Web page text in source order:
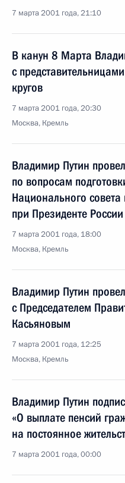
7 марта 2001 года, 21:10
В канун 8 Марта
с
кругов
7 марта 2001 года, 20:30
Москва, Кремль
Владимир Путин
по вопросам
Национального
при Президенте России
7 марта 2001 года, 18:00
Москва, Кремль
Владимир Путин
с Председателем
Касьяновым
7 марта 2001 года, 12:25
Москва, Кремль
Владимир Путин
«О выплате пенсий
на постоянное
7 марта 2001 года, 00:00